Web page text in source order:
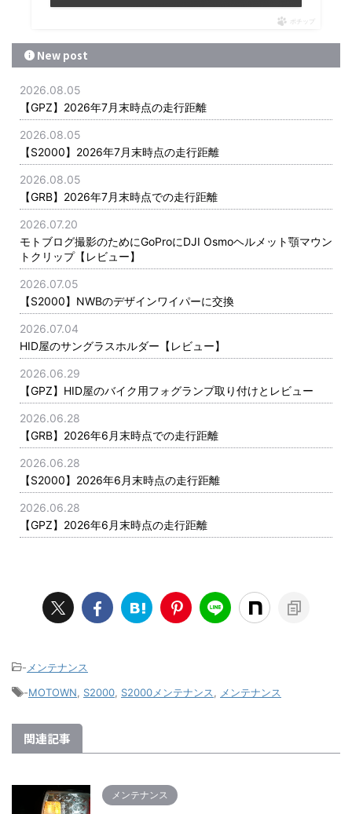
ポチップ
New post
2026.08.05
【GPZ】2026年7月末時点の走行距離
2026.08.05
【S2000】2026年7月末時点の走行距離
2026.08.05
【GRB】2026年7月末時点での走行距離
2026.07.20
モトブログ撮影のためにGoProにDJI Osmoヘルメット顎マウン
トクリップ【レビュー】
2026.07.05
【S2000】NWBのデザインワイパーに交換
2026.07.04
HID屋のサングラスホルダー【レビュー】
2026.06.29
【GPZ】HID屋のバイク用フォグランプ取り付けとレビュー
2026.06.28
【GRB】2026年6月末時点での走行距離
2026.06.28
【S2000】2026年6月末時点の走行距離
2026.06.28
【GPZ】2026年6月末時点の走行距離
- メンテナンス
-MOTOWN S2000 S2000メンテナンス メンテナンス
関連記事
メンテナンス